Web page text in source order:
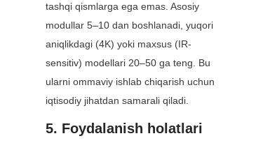
tashqi qismlarga ega emas. Asosiy
modullar 5–10 dan boshlanadi, yuqori
aniqlikdagi (4K) yoki maxsus (IR-
sensitiv) modellari 20–50 ga teng. Bu
ularni ommaviy ishlab chiqarish uchun
iqtisodiy jihatdan samarali qiladi.
5. Foydalanish holatlari